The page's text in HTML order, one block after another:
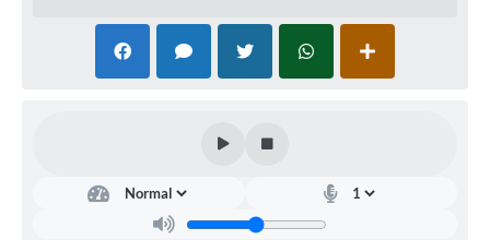
Contas Públicas
Serviços Online